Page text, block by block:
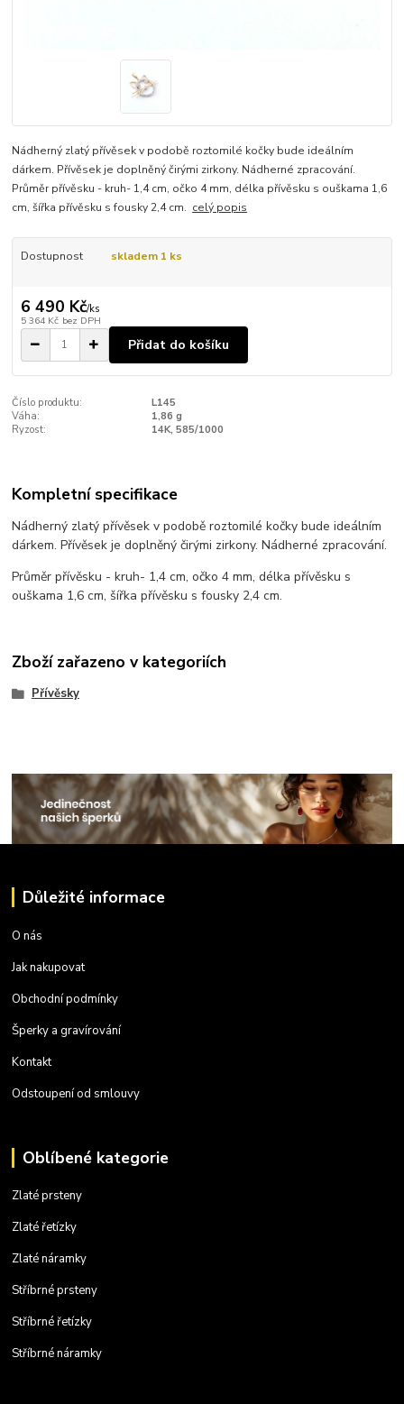
Nádherný zlatý přívěsek v podobě roztomilé kočky bude ideálním
dárkem. Přívěsek je doplněný čirými zirkony. Nádherné zpracování.
Průměr přívěsku - kruh- 1,4 cm, očko 4 mm, délka přívěsku s ouškama 1,6
cm, šířka přívěsku s fousky 2,4 cm. celý popis
Dostupnost skladem 1 ks
6 490 Kč/ks
5 364 Kč bez DPH
Přidat do košíku
Číslo produktu:
L145
Váha:
1,86 g
Ryzost:
14K, 585/1000
Kompletní specifikace
Nádherný zlatý přívěsek v podobě roztomilé kočky bude ideálním
dárkem. Přívěsek je doplněný čirými zirkony. Nádherné zpracování.
Průměr přívěsku - kruh- 1,4 cm, očko 4 mm, délka přívěsku s
ouškama 1,6 cm, šířka přívěsku s fousky 2,4 cm.
Zboží zařazeno v kategoriích
Přívěsky
Důležité informace
O nás
Jak nakupovat
Obchodní podmínky
Šperky a gravírování
Kontakt
Odstoupení od smlouvy
Oblíbené kategorie
Zlaté prsteny
Zlaté řetízky
Zlaté náramky
Stříbrné prsteny
Stříbrné řetízky
Stříbrné náramky